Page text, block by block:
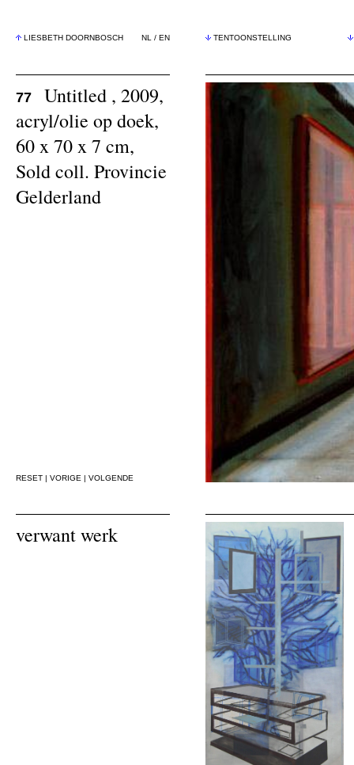
LIESBETH DOORNBOSCH NL / EN TENTOONSTELLING
77
Untitled , 2009,
acryl/olie op doek,
60 x 70 x 7 cm,
Sold coll. Provincie
Gelderland
RESET VORIGE VOLGENDE
verwant werk